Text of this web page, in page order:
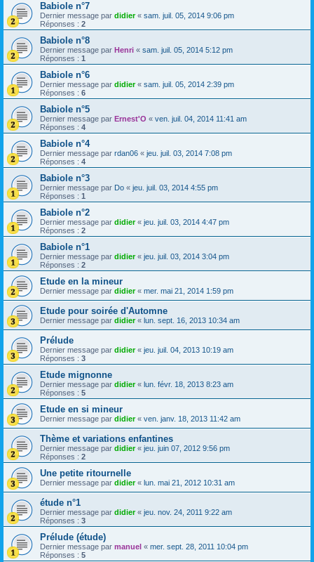
Babiole n°7
Dernier message par didier« sam. juil. 05, 2014 9:06 pm
Réponses : 2
Babiole n°8
Dernier message par Henri « sam. juil. 05, 2014 5:12 pm
Réponses : 1
Babiole n°6
Dernier message par didier« sam. juil. 05, 2014 2:39 pm
Réponses : 6
Babiole n°5
Dernier message par Ernest'O « ven. juil. 04, 2014 11:41 am
Réponses : 4
Babiole n°4
Dernier message par rdan06 « jeu. juil. 03, 2014 7:08 pm
Réponses : 4
Babiole n°3
Dernier message par Do « jeu. juil. 03, 2014 4:55 pm
Réponses : 1
Babiole n°2
Dernier message par didier« jeu. juil. 03, 2014 4:47 pm
Réponses : 2
Babiole n°1
Dernier message par didier« jeu. juil. 03, 2014 3:04 pm
Réponses : 2
Etude en la mineur
Dernier message par didier« mer. mai 21, 2014 1:59 pm
Etude pour soirée d'Automne
Dernier message par didier« lun. sept. 16, 2013 10:34 am
Prélude
Dernier message par didier« jeu. juil. 04, 2013 10:19 am
Réponses : 3
Etude mignonne
Dernier message par didier« lun. févr. 18, 2013 8:23 am
Réponses : 5
Etude en si mineur
Dernier message par didier« ven. janv. 18, 2013 11:42 am
Thème et variations enfantines
Dernier message par didier« jeu. juin 07, 2012 9:56 pm
Réponses : 2
Une petite ritournelle
Dernier message par didier« lun. mai 21, 2012 10:31 am
étude n°1
Dernier message par didier« jeu. nov. 24, 2011 9:22 am
Réponses : 3
Prélude (étude)
Dernier message par manuel « mer. sept. 28, 2011 10:04 pm
Réponses : 5